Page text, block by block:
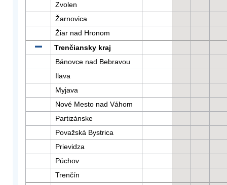
Zvolen
Žarnovica
Žiar nad Hronom
Trenčiansky kraj
Bánovce nad Bebravou
Ilava
Myjava
Nové Mesto nad Váhom
Partizánske
Považská Bystrica
Prievidza
Púchov
Trenčín